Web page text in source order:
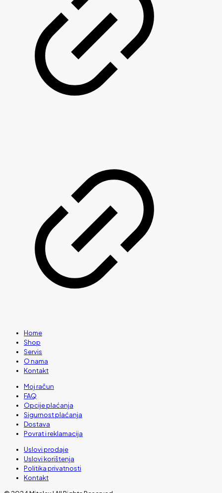
Home
Shop
Servis
O nama
Kontakt
Moj račun
FAQ
Opcije plaćanja
Sigurnost plaćanja
Dostava
Povrat i reklamacija
Uslovi prodaje
Uslovi korištenja
Politika privatnosti
Kontakt